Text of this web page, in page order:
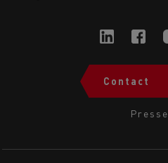
Navigation
de
Contact
Presse